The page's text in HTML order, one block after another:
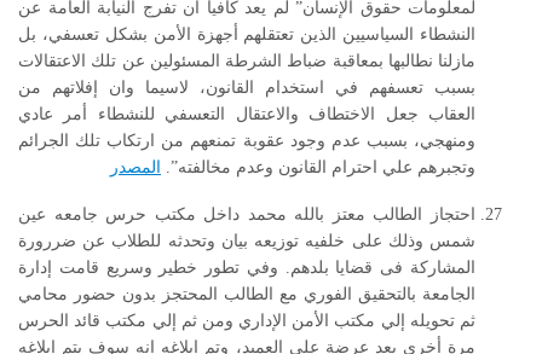
لمعلومات حقوق الإنسان” لم يعد كافيا أن تفرج النيابة العامة عن
النشطاء السياسيين الذين تعتقلهم أجهزة الأمن بشكل تعسفي، بل
مازلنا نطالبها بمعاقبة ضباط الشرطة المسئولين عن تلك الاعتقالات
بسبب تعسفهم في استخدام القانون، لاسيما وان إفلاتهم من
العقاب جعل الاختطاف والاعتقال التعسفي للنشطاء أمر عادي
ومنهجي، بسبب عدم وجود عقوبة تمنعهم من ارتكاب تلك الجرائم
وتجبرهم علي احترام القانون وعدم مخالفته”.
المصدر
احتجاز الطالب معتز بالله محمد داخل مكتب حرس جامعه عين
شمس وذلك على خلفيه توزيعه بيان وتحدثه للطلاب عن ضررورة
المشاركة فى قضايا بلدهم. وفي تطور خطير وسريع قامت إدارة
الجامعة بالتحقيق الفوري مع الطالب المحتجز بدون حضور محامي
ثم تحويله إلي مكتب الأمن الإداري ومن ثم إلي مكتب قائد الحرس
مرة أخري بعد عرضة علي العميد، وتم إبلاغه انه سوف يتم إبلاغه